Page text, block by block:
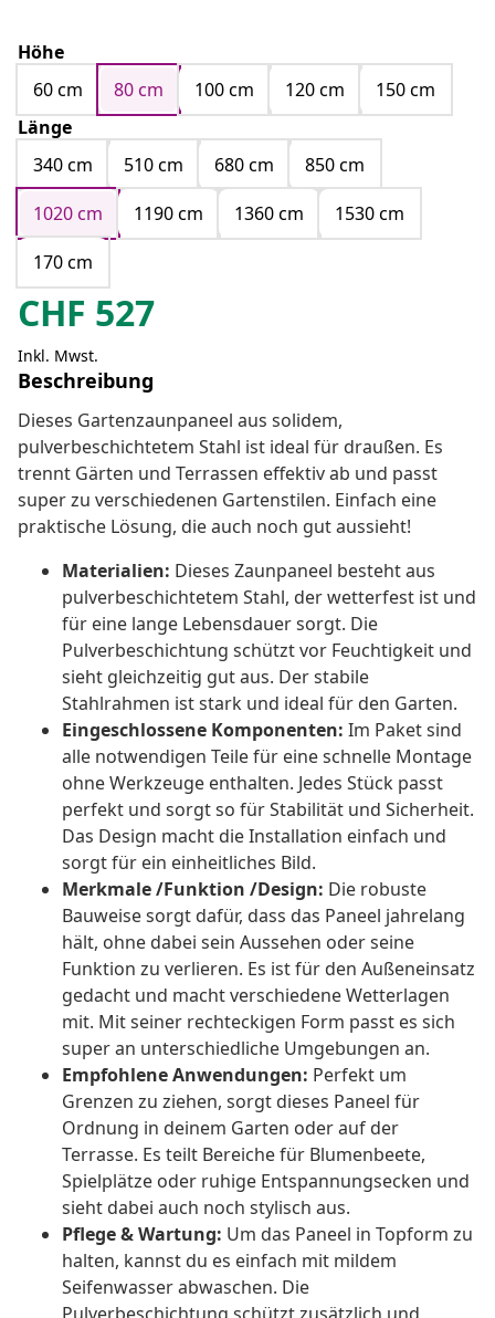
Höhe
60 cm
80 cm 100 cm 120 cm
150 cm
Länge
340 cm
510 cm 680 cm
850 cm
1020 cm
1190 cm 1360 cm
1530 cm
170 cm
CHF 527
Inkl. Mwst.
Beschreibung
Dieses Gartenzaunpaneel aus solidem,
pulverbeschichtetem Stahl ist ideal für draußen. Es
trennt Gärten und Terrassen effektiv ab und passt
super zu verschiedenen Gartenstilen. Einfach eine
praktische Lösung, die auch noch gut aussieht!
Materialien: Dieses Zaunpaneel besteht aus
pulverbeschichtetem Stahl, der wetterfest ist und
für eine lange Lebensdauer sorgt. Die
Pulverbeschichtung schützt vor Feuchtigkeit und
sieht gleichzeitig gut aus. Der stabile
Stahlrahmen ist stark und ideal für den Garten.
Eingeschlossene Komponenten: Im Paket sind
alle notwendigen Teile für eine schnelle Montage
ohne Werkzeuge enthalten. Jedes Stück passt
perfekt und sorgt so für Stabilität und Sicherheit.
Das Design macht die Installation einfach und
sorgt für ein einheitliches Bild.
Merkmale /Funktion /Design: Die robuste
Bauweise sorgt dafür, dass das Paneel jahrelang
hält, ohne dabei sein Aussehen oder seine
Funktion zu verlieren. Es ist für den Außeneinsatz
gedacht und macht verschiedene Wetterlagen
mit. Mit seiner rechteckigen Form passt es sich
super an unterschiedliche Umgebungen an.
Empfohlene Anwendungen: Perfekt um
Grenzen zu ziehen, sorgt dieses Paneel für
Ordnung in deinem Garten oder auf der
Terrasse. Es teilt Bereiche für Blumenbeete,
Spielplätze oder ruhige Entspannungsecken und
sieht dabei auch noch stylisch aus.
Pflege & Wartung: Um das Paneel in Topform zu
halten, kannst du es einfach mit mildem
Seifenwasser abwaschen. Die